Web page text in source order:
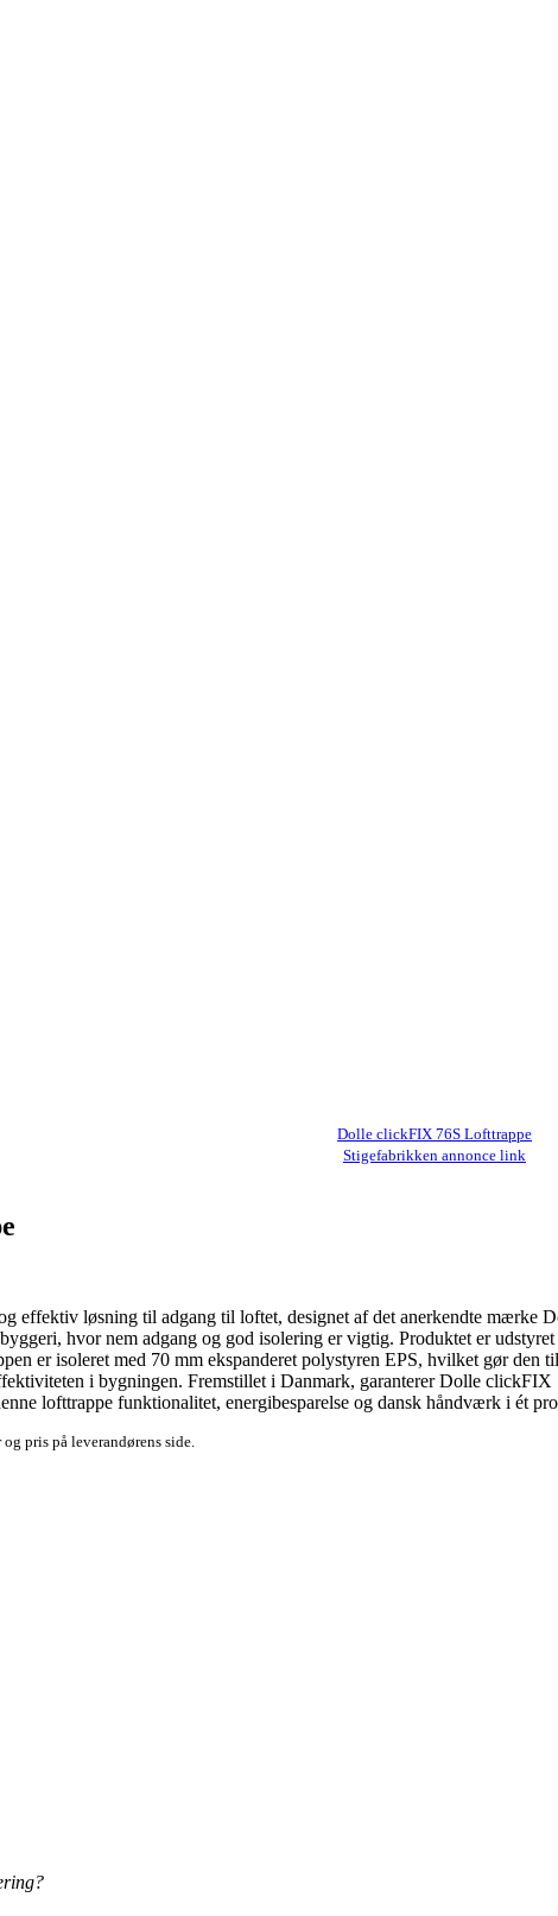
Dolle clickFIX 76S Lofttrappe
Stigefabrikken annonce link
effektiv løsning til adgang til loftet, designet af det anerkendte mærke
hvor nem adgang og god isolering er vigtig. Produktet er
er isoleret med 70 mm ekspanderet polystyren EPS, hvilket gør
i bygningen. Fremstillet i Danmark, garanterer Dolle
lofttrappe funktionalitet, energibesparelse og dansk håndværk i ét
pris på leverandørens side.